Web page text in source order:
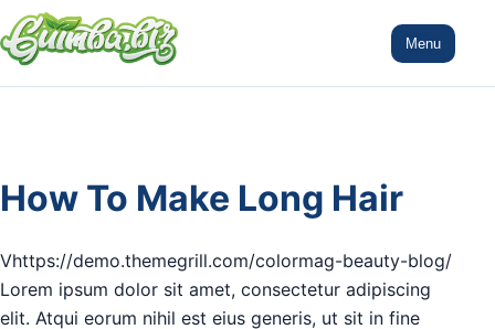
Menu
How To Make Long Hair
Vhttps://demo.themegrill.com/colormag-beauty-blog/
Lorem ipsum dolor sit amet, consectetur adipiscing
elit. Atqui eorum nihil est eius generis, ut sit in fine